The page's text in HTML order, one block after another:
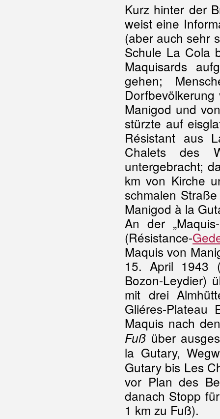
Kurz hinter der
weist eine
(aber auch sehr
Schule La Cola
Maquisards
gehen;
Manigod und
stürzte auf
Résistant aus
Chalets des
untergebracht;
km von Kirche
schmalen
Manigod à la
An der
(Résistance-
Maquis von
15. April 1943
Bozon-Leydier)
mit drei
Gliéres-
Maquis nach
Fuß über
la Gutary,
Gutary bis Les
vor Plan des
danach Stopp
1 km zu Fuß).